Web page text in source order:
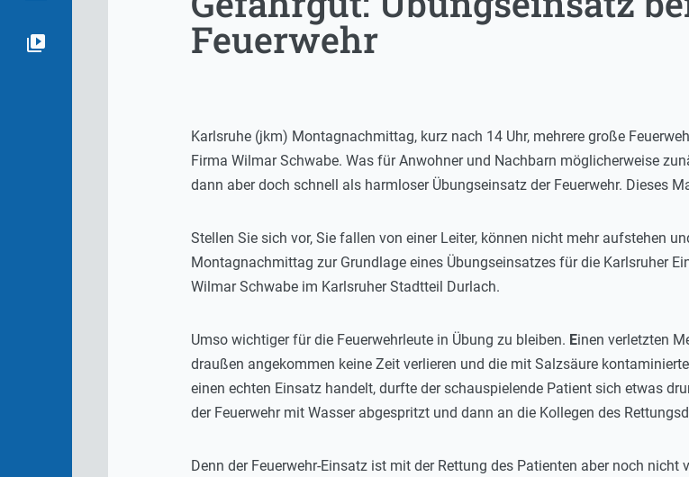
Feuerwehr
Karlsruhe (jkm) Montagnachmittag, kurz nach 14 Uhr, mehrere große
Firma Wilmar Schwabe. Was für Anwohner und Nachbarn möglicherweise
dann aber doch schnell als harmloser Übungseinsatz der Feuerwehr. Dieses
Stellen Sie sich vor, Sie fallen von einer Leiter, können nicht mehr aufstehen
Montagnachmittag zur Grundlage eines Übungseinsatzes für die Karlsruher
Wilmar Schwabe im Karlsruher Stadtteil Durlach.
Umso wichtiger für die Feuerwehrleute in Übung zu bleiben. Einen verletzten
draußen angekommen keine Zeit verlieren und die mit Salzsäure
einen echten Einsatz handelt, durfte der schauspielende Patient sich etwas
der Feuerwehr mit Wasser abgespritzt und dann an die Kollegen des
Denn der Feuerwehr-Einsatz ist mit der Rettung des Patienten aber noch